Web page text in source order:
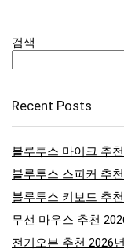
검색
Recent Posts
블루투스 마이크 추
블루투스 스피커 추
블루투스 키보드 추
무선 마우스 추천
전기오븐 추천 2026